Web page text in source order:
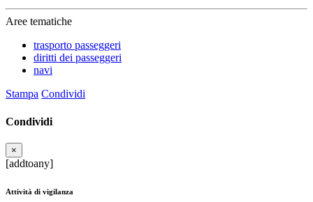
Aree tematiche
trasporto passeggeri
diritti dei passeggeri
navi
Stampa Condividi
Condividi
×
[addtoany]
Attività di vigilanza